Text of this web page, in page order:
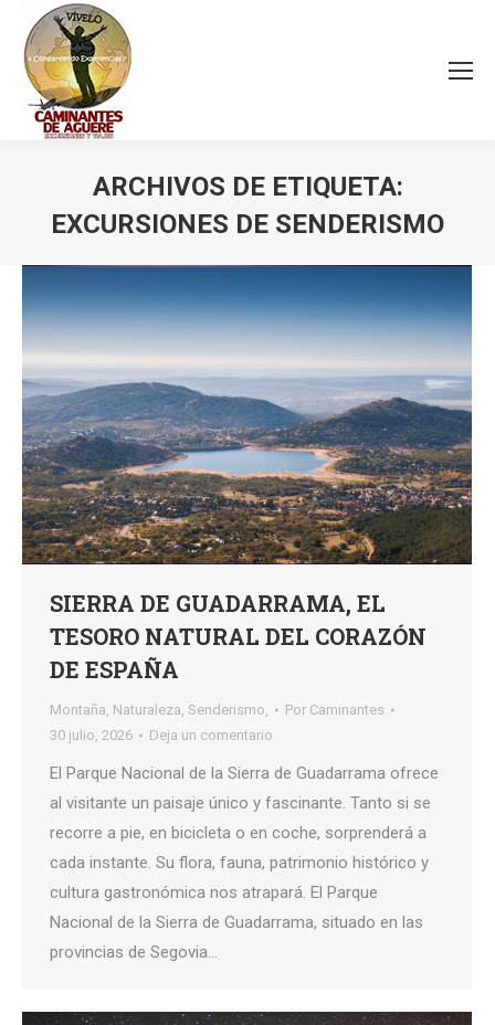
ARCHIVOS DE ETIQUETA:
EXCURSIONES DE SENDERISMO
SIERRA DE GUADARRAMA, EL
TESORO NATURAL DEL CORAZÓN
DE ESPAÑA
Montaña, Naturaleza, Senderismo, Por Caminantes
30 julio, 2026
Deja un comentario
El Parque Nacional de la Sierra de Guadarrama ofrece
al visitante un paisaje único y fascinante. Tanto si se
recorre a pie, en bicicleta o en coche, sorprenderá a
cada instante. Su flora, fauna, patrimonio histórico y
cultura gastronómica nos atrapará. El Parque
Nacional de la Sierra de Guadarrama, situado en las
provincias de Segovia…